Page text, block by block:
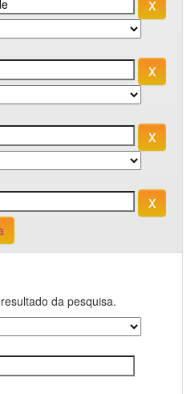
da pesquisa.